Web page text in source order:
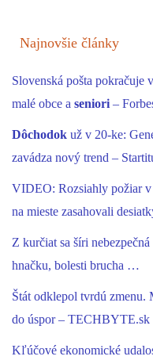
Najnovšie články
Slovenská pošta pokračuje
malé obce a seniori–
Dôchodok už v 20-ke:
zavádza nový trend –
VIDEO: Rozsiahly požiar
na mieste zasahovali
Z kurčiat sa šíri
hnačku, bolesti brucha …
Štát odklepol tvrdú zmenu.
do úspor – TECHBYTE.sk
Kľúčové ekonomické